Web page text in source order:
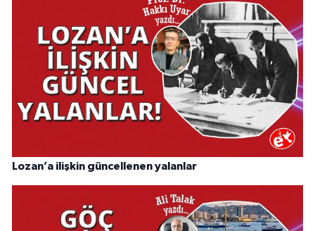
Lozan’a ilişkin güncellenen yalanlar